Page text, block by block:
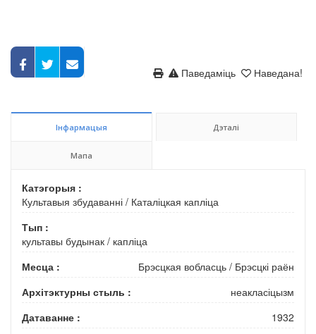
Наведана!
Паведаміць
Інфармацыя Дэталі
Мапа
Катэгорыя :
Культавыя збудаванні / Каталіцкая капліца
Тып :
культавы будынак / капліца
Месца :
Брэсцкая вобласць / Брэсцкі раён
Архітэктурны стыль :
неакласіцызм
Датаванне :
1932